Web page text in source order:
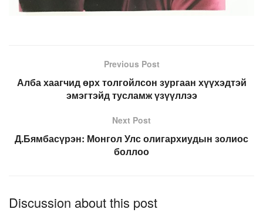
Previous Post
Алба хаагчид өрх толгойлсон зургаан хүүхэдтэй
эмэгтэйд тусламж үзүүллээ
Next Post
Д.Бямбасүрэн: Монгол Улс олигархиудын золиос
боллоо
Discussion about this post